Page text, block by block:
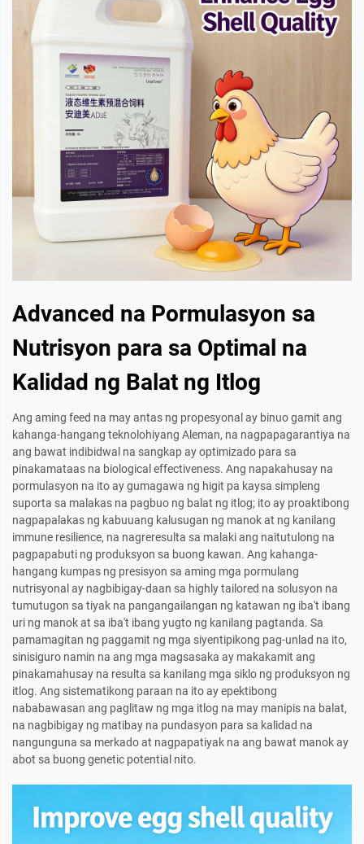
Advanced na Pormulasyon sa
Nutrisyon para sa Optimal na
Kalidad ng Balat ng Itlog
Ang aming feed na may antas ng propesyonal ay binuo gamit ang
kahanga-hangang teknolohiyang Aleman, na nagpapagarantiya na
ang bawat indibidwal na sangkap ay optimizado para sa
pinakamataas na biological effectiveness. Ang napakahusay na
pormulasyon na ito ay gumagawa ng higit pa kaysa simpleng
suporta sa malakas na pagbuo ng balat ng itlog; ito ay proaktibong
nagpapalakas ng kabuuang kalusugan ng manok at ng kanilang
immune resilience, na nagreresulta sa malaki ang naitutulong na
pagpapabuti ng produksyon sa buong kawan. Ang kahanga-
hangang kumpas ng presisyon sa aming mga pormulang
nutrisyonal ay nagbibigay-daan sa highly tailored na solusyon na
tumutugon sa tiyak na pangangailangan ng katawan ng iba't ibang
uri ng manok at sa iba't ibang yugto ng kanilang pagtanda. Sa
pamamagitan ng paggamit ng mga siyentipikong pag-unlad na ito,
sinisiguro namin na ang mga magsasaka ay makakamit ang
pinakamahusay na resulta sa kanilang mga siklo ng produksyon ng
itlog. Ang sistematikong paraan na ito ay epektibong
nababawasan ang paglitaw ng mga itlog na may manipis na balat,
na nagbibigay ng matibay na pundasyon para sa kalidad na
nangunguna sa merkado at nagpapatiyak na ang bawat manok ay
abot sa buong genetic potential nito.